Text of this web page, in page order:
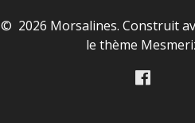
© 2026 Morsalines. Construit
lethème